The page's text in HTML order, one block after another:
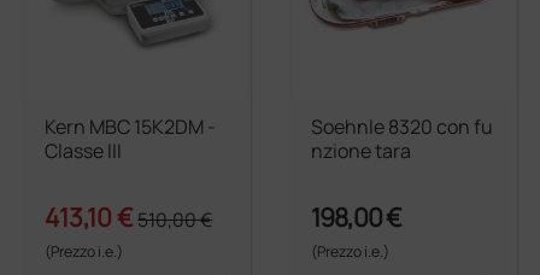
Kern MBC 15K2DM -
Classe III
413,10 €510,00 €
(Prezzo i.e.)
Soehnle 8320 con fu
nzione tara
198,00 €
(Prezzo i.e.)